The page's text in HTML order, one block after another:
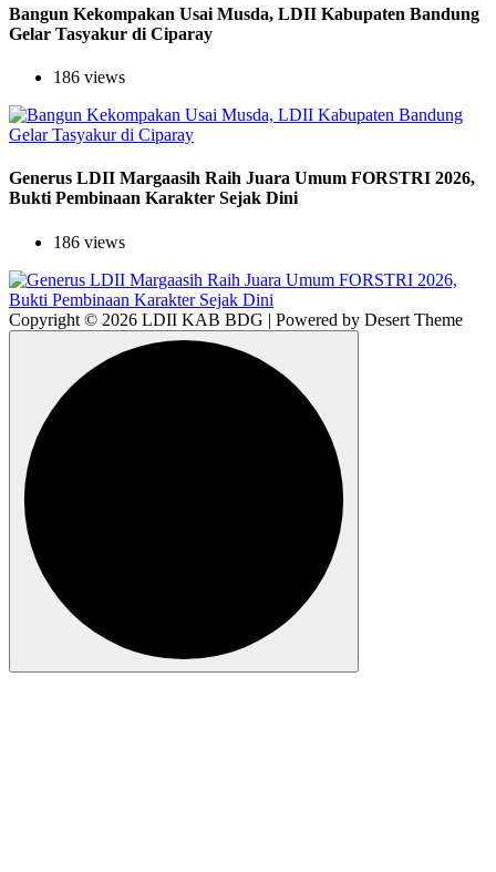
Bangun Kekompakan Usai Musda, LDII Kabupaten Bandung
Gelar Tasyakur di Ciparay
186 views
Generus LDII Margaasih Raih Juara Umum FORSTRI 2026,
Bukti Pembinaan Karakter Sejak Dini
186 views
Copyright © 2026 LDII KAB BDG | Powered by Desert Theme